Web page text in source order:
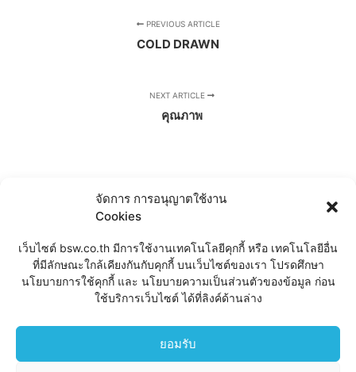
จัดการ การอนุญาตใช้งาน
Cookies
เว็บไซต์ bsw.co.th มีการใช้งานเทคโนโลยีคุกกี้ หรือ เทคโนโลยีอื่น
ที่มีลักษณะใกล้เคียงกันกับคุกกี้ บนเว็บไซต์ของเรา โปรดศึกษา
นโยบายการใช้คุกกี้ และ นโยบายความเป็นส่วนตัวของข้อมูล ก่อน
ใช้บริการเว็บไซต์ ได้ที่ลิงค์ด้านล่าง
ยอมรับ
PREVIOUS ARTICLE
COLD DRAWN
NEXT ARTICLE
คุณภาพ
CHAT